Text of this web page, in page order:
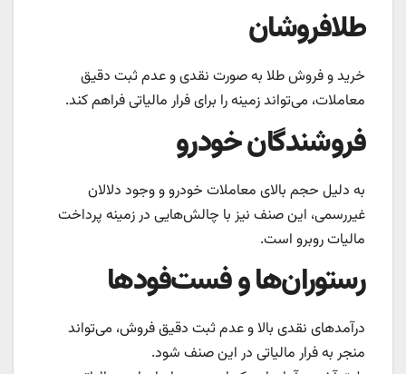
طلافروشان
خرید و فروش طلا به صورت نقدی و عدم ثبت دقیق
معاملات، می‌تواند زمینه را برای فرار مالیاتی فراهم کند.
فروشندگان خودرو
به دلیل حجم بالای معاملات خودرو و وجود دلالان
غیررسمی، این صنف نیز با چالش‌هایی در زمینه پرداخت
مالیات روبرو است.
رستوران‌ها و فست‌فودها
درآمدهای نقدی بالا و عدم ثبت دقیق فروش، می‌تواند
منجر به فرار مالیاتی در این صنف شود.